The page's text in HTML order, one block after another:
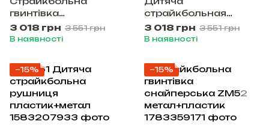
гвинтівка
снайперська ZM51C
метал + пластик
3 018 грн 3 551 грн
В наявності
страйкбольная
гвинтівка ZM51W
метал+пластик (цівка
3 018 грн 3 551 грн
В наявності
−15% −15%